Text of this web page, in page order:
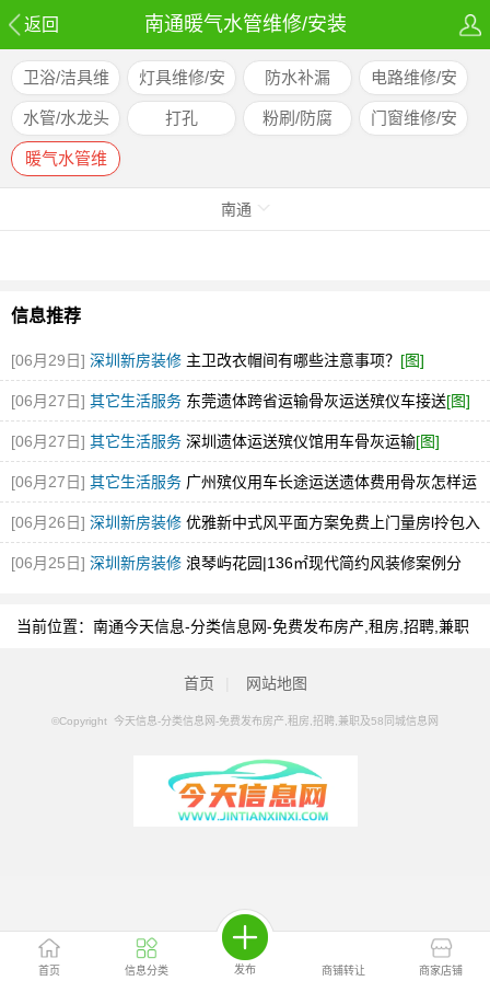
返回 南通暖气水管维修/安装
首页 信息分类 发布 商铺转让 商家店铺
卫浴/洁具维
修
灯具维修/安
装
防水补漏
电路维修/安
装
水管/水龙头
维修
打孔 粉刷/防腐
门窗维修/安
暖气水管维
修/安装
南通
信息推荐
[06月29日] 深圳新房装修 主卫改衣帽间有哪些注意事项？ [图]
[06月27日] 其它生活服务 东莞遗体跨省运输骨灰运送殡仪车接送[图]
[06月27日] 其它生活服务 深圳遗体运送殡仪馆用车骨灰运输[图]
[06月27日] 其它生活服务 广州殡仪用车长途运送遗体费用骨灰怎样运
输[图]
[06月26日] 深圳新房装修 优雅新中式风平面方案免费上门量房l拎包入
住！[图]
[06月25日] 深圳新房装修 浪琴屿花园|136㎡现代简约风装修案例分
当前位置： 南通今天信息-分类信息网-免费发布房产,租房,招聘,兼职
首页 网站地图
©Copyright 今天信息-分类信息网-免费发布房产,租房,招聘,兼职及58同城信息网